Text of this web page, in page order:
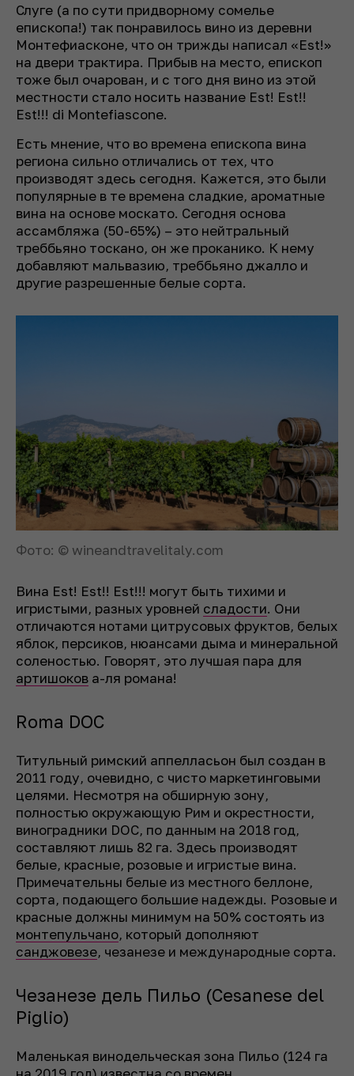
Слуге (а по сути придворному сомелье
епископа!) так понравилось вино из деревни
Монтефиасконе, что он трижды написал «Est!»
на двери трактира. Прибыв на место, епископ
тоже был очарован, и с того дня вино из этой
местности стало носить название Est! Est!!
Est!!! di Montefiascone.
Есть мнение, что во времена епископа вина
региона сильно отличались от тех, что
производят здесь сегодня. Кажется, это были
популярные в те времена сладкие, ароматные
вина на основе москато. Сегодня основа
ассамбляжа (50-65%) – это нейтральный
треббьяно тоскано, он же проканико. К нему
добавляют мальвазию, треббьяно джалло и
другие разрешенные белые сорта.
Фото: © wineandtravelitaly.com
Вина Est! Est!! Est!!! могут быть тихими и
игристыми, разных уровней сладости. Они
отличаются нотами цитрусовых фруктов, белых
яблок, персиков, нюансами дыма и минеральной
соленостью. Говорят, это лучшая пара для
артишоков а-ля романа!
Roma DOC
Титульный римский аппелласьон был создан в
2011 году, очевидно, с чисто маркетинговыми
целями. Несмотря на обширную зону,
полностью окружающую Рим и окрестности,
виноградники DOC, по данным на 2018 год,
составляют лишь 82 га. Здесь производят
белые, красные, розовые и игристые вина.
Примечательны белые из местного беллоне,
сорта, подающего большие надежды. Розовые и
красные должны минимум на 50% состоять из
монтепульчано, который дополняют
санджовезе, чезанезе и международные сорта.
Чезанезе дель Пильо (Cesanese del
Piglio)
Маленькая винодельческая зона Пильо (124 га